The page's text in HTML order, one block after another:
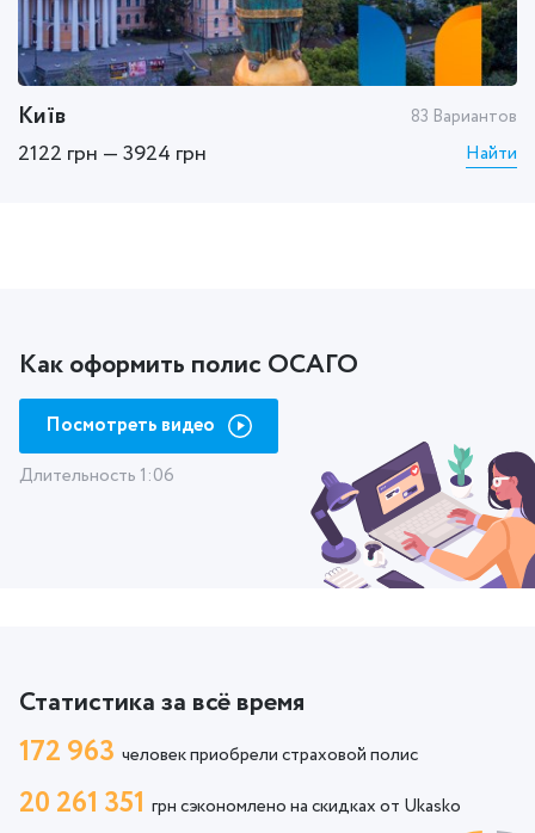
Київ 83 Вариантов
2122 грн — 3924 грн Найти
Как оформить полис ОСАГО
Посмотреть видео
Длительность 1:06
Статистика за всё время
172 963 человек приобрели страховой полис
20 261 351 грн сэкономлено на скидках от Ukasko